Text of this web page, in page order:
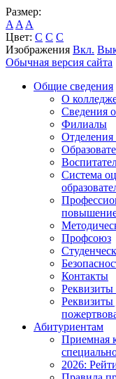
Размер:
A A A
Цвет: C C C
Изображения Вкл.
Обычная версия сайта
Общие сведения
О
Сведения
Филиалы
Отделения
Система
Профсоюз
Контакты
Реквизиты
Реквизиты
Абитуриентам
Приемная
2026: